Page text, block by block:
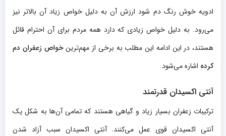
ادویه خوش رنگ دم شود ارزش آن به دلیل خواص زیاد آن بالاتر نیز
می‌رود. به دلیل خواص زیادی که دارد همه مردم برای آن احترام قائل
هستند، در این ادامه این مطلب به برخی از مهم‌ترینخواص زعفران دم
کرده اشاره می‌شود.
آنتی اکسیدان قدرتمند
ترکیبات زعفران بسیار زیاد و گیاهی هستند که تمامی آن‌ها به شکل یک
آنتی اکسیدان قوی عمل می‌کنند. آنتی اکسیدان سبب آزاد شدن